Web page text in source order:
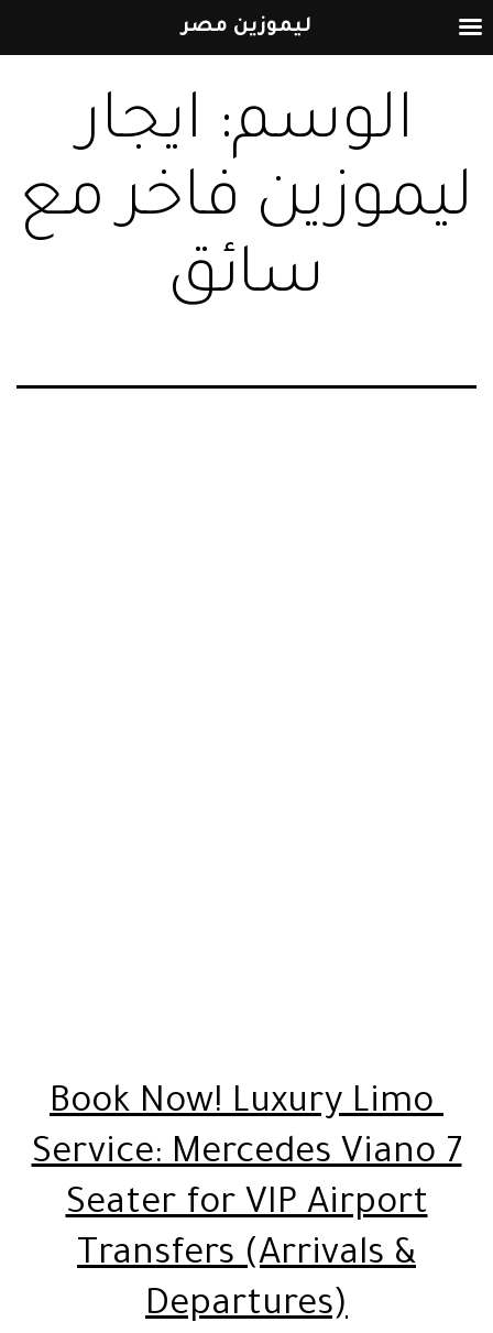
إلى
المحتوىالوسم: ايجار
ليموزين فاخر مع
سائق
Book Now! Luxury Limo
Service: Mercedes Viano 7
Seater for VIP Airport
Transfers (Arrivals &
Departures)
ليموزين مصر